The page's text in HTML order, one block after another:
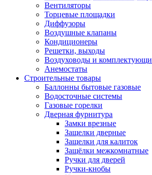
Вентиляторы
Торцевые площадки
Диффузоры
Воздушные клапаны
Кондиционеры
Решетки, выходы
Воздуховоды и
Анемостаты
Строительные товары
Баллонны бытовые газовые
Водосточные системы
Газовые горелки
Дверная фурнитура
Замки врезные
Защелки дверные
Защелки для калиток
Защёлки межкомнатные
Ручки для дверей
Ручки-кнобы